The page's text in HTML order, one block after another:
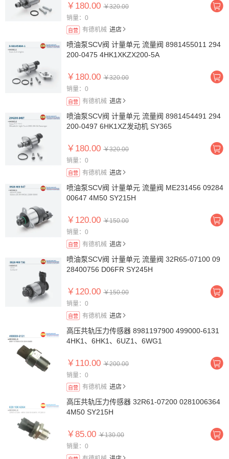
￥180.00 ￥320.00
销量：0
自营 有德机械 进店
喷油泵SCV阀 计量单元 流量阀 8981455011 294
200-0475 4HK1XKZX200-5A
￥180.00 ￥320.00
销量：0
自营 有德机械 进店
喷油泵SCV阀 计量单元 流量阀 8981454491 294
200-0497 6HK1XZ发动机 SY365
￥180.00 ￥320.00
销量：0
自营 有德机械 进店
喷油泵SCV阀 计量单元 流量阀 ME231456 09284
00647 4M50 SY215H
￥120.00 ￥150.00
销量：0
自营 有德机械 进店
喷油泵SCV阀 计量单元 流量阀 32R65-07100 09
28400756 D06FR SY245H
￥120.00 ￥150.00
销量：0
自营 有德机械 进店
高压共轨压力传感器 8981197900 499000-6131
4HK1、6HK1、6UZ1、6WG1
￥110.00 ￥200.00
销量：0
自营 有德机械 进店
高压共轨压力传感器 32R61-07200 0281006364
4M50 SY215H
￥85.00 ￥130.00
销量：0